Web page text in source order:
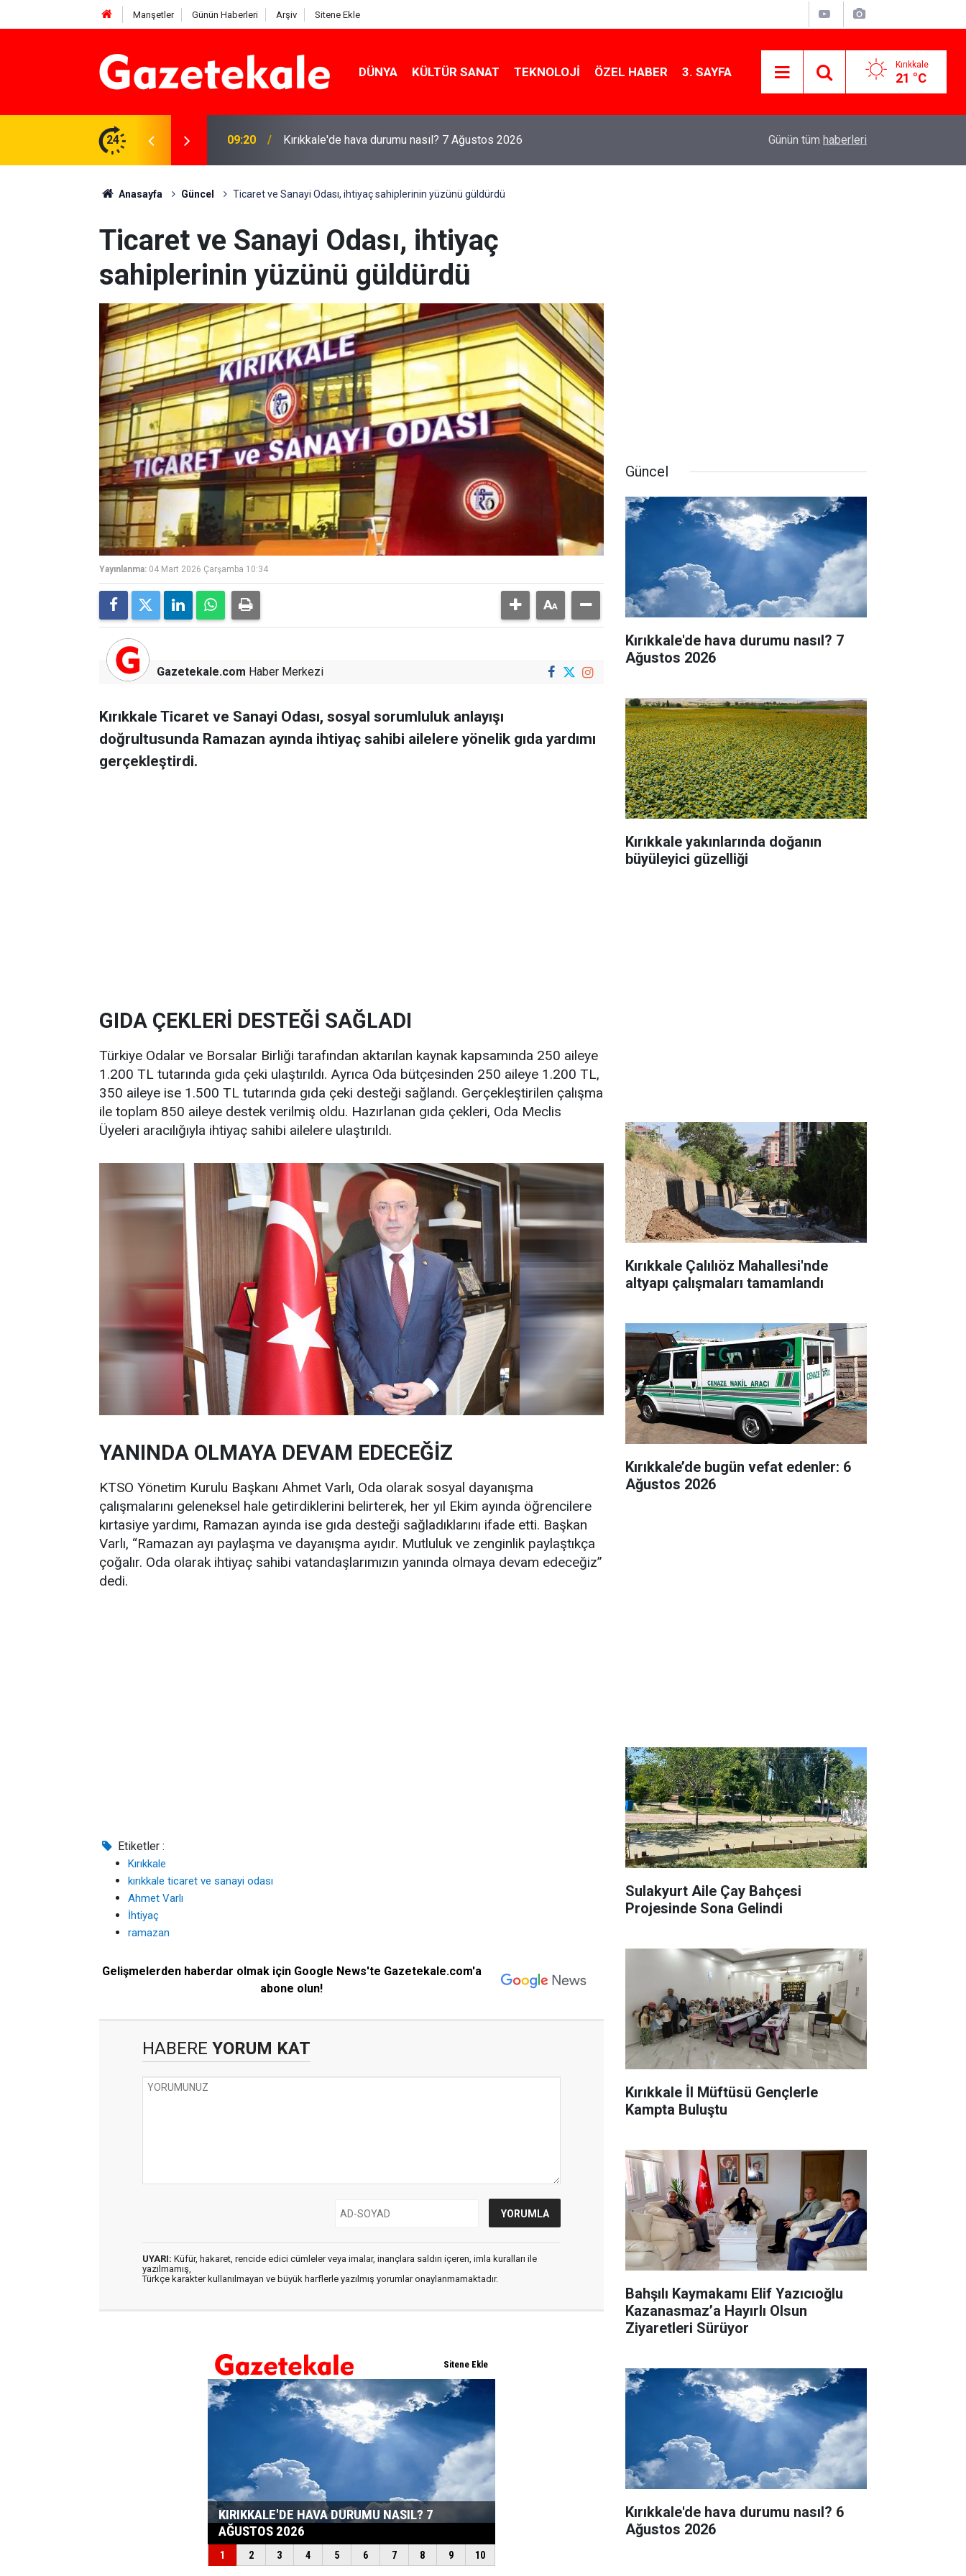
Manşetler Günün Haberleri Arşiv Sitene Ekle
DÜNYA KÜLTÜR SANAT TEKNOLOJI ÖZEL HABER 3. SAYFA Kırıkkale
21 °C
24 09:20 Kırıkkale'de hava durumu nasıl? 7 Ağustos 2026 Kırıkkale'de altın fiyatları ne kadar? 7 Ağustos
Günün tüm haberleri
Anasayfa Güncel Ticaret ve Sanayi Odası, ihtiyaç sahiplerinin yüzünü güldürdü
Ticaret ve Sanayi Odası, ihtiyaç
sahiplerinin yüzünü güldürdü
Yayınlanma: 04 Mart 2026 Çarşamba 10:34
Gazetekale.com Haber Merkezi
Kırıkkale Ticaret ve Sanayi Odası, sosyal sorumluluk anlayışı
doğrultusunda Ramazan ayında ihtiyaç sahibi ailelere yönelik gıda yardımı
gerçekleştirdi.
GIDA ÇEKLERİ DESTEĞİ SAĞLADI
Türkiye Odalar ve Borsalar Birliği tarafından aktarılan kaynak kapsamında 250 aileye
1.200 TL tutarında gıda çeki ulaştırıldı. Ayrıca Oda bütçesinden 250 aileye 1.200 TL,
350 aileye ise 1.500 TL tutarında gıda çeki desteği sağlandı. Gerçekleştirilen çalışma
ile toplam 850 aileye destek verilmiş oldu. Hazırlanan gıda çekleri, Oda Meclis
Üyeleri aracılığıyla ihtiyaç sahibi ailelere ulaştırıldı.
YANINDA OLMAYA DEVAM EDECEĞİZ
KTSO Yönetim Kurulu Başkanı Ahmet Varlı, Oda olarak sosyal dayanışma
çalışmalarını geleneksel hale getirdiklerini belirterek, her yıl Ekim ayında öğrencilere
kırtasiye yardımı, Ramazan ayında ise gıda desteği sağladıklarını ifade etti. Başkan
Varlı, “Ramazan ayı paylaşma ve dayanışma ayıdır. Mutluluk ve zenginlik paylaştıkça
çoğalır. Oda olarak ihtiyaç sahibi vatandaşlarımızın yanında olmaya devam edeceğiz”
dedi.
Etiketler :
Kırıkkale
kırıkkale ticaret ve sanayi odası
Ahmet Varlı
İhtiyaç
ramazan
Gelişmelerden haberdar olmak için Google News'te Gazetekale.com'a
abone olun!
HABERE YORUM KAT
UYARI: Küfür, hakaret, rencide edici cümleler veya imalar, inançlara saldırı içeren, imla kuralları ile
yazılmamış,
Türkçe karakter kullanılmayan ve büyük harflerle yazılmış yorumlar onaylanmamaktadır.
Güncel
Kırıkkale'de hava durumu nasıl? 7
Ağustos 2026
Kırıkkale yakınlarında doğanın
büyüleyici güzelliği
Kırıkkale Çalılıöz Mahallesi'nde
altyapı çalışmaları tamamlandı
Kırıkkale’de bugün vefat edenler: 6
Ağustos 2026
Sulakyurt Aile Çay Bahçesi
Projesinde Sona Gelindi
Kırıkkale İl Müftüsü Gençlerle
Kampta Buluştu
Bahşılı Kaymakamı Elif Yazıcıoğlu
Kazanasmaz’a Hayırlı Olsun
Ziyaretleri Sürüyor
Kırıkkale'de hava durumu nasıl? 6
Ağustos 2026